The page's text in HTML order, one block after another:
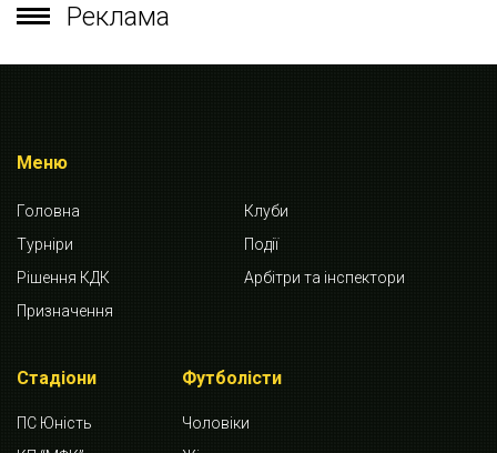
Реклама
Меню
Головна
Клуби
Турніри
Події
Рішення КДК
Арбітри та інспектори
Призначення
Стадіони
ПС Юність
Футболісти
Чоловіки